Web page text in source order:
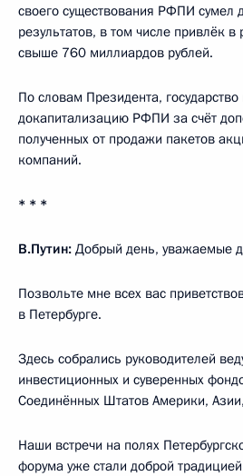
своего существования РФПИ сумел
результатов, в том числе привлёк
свыше 760 миллиардов рублей.
По словам Президента, государство
докапитализацию РФПИ за счёт
полученных от продажи пакетов
компаний.
* * *
В.Путин: Добрый день, уважаемые
Позвольте мне всех вас
в Петербурге.
Здесь собрались руководителей
инвестиционных и суверенных
Соединённых Штатов Америки,
Наши встречи на полях
форума уже стали доброй